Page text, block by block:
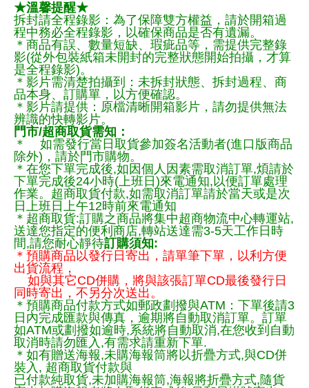
★溫馨提醒★
拆封請全程錄影：為了保障雙方權益，請於開箱過
程中務必全程錄影，以確保商品是否有遺漏。
＊商品有誤、數量短缺、瑕疵品等，需提供完整錄
影(從外包裝紙箱未開封的完整狀態開始拍攝，才算
是全程錄影)。
＊影片需清楚拍攝到：未拆封狀態、拆封過程、商
品本身、訂購單，以方便確認。
＊影片請提供：原檔清晰開箱影片，請勿提供無法
辨識的快轉影片。
門市/超商取貨需知：
＊ 如需發行當日取貨參加簽名活動者(進口版商品
除外)，請於門市購物。
＊在您下單完成後,如因個人因素需取消訂單,煩請於
下單完成後24小時(上班日)來電通知,以便訂單處理
作業。超商取貨付款,如需取消訂單請於當天或是次
日上班日上午12時前來電通知
＊超商取貨:訂購之商品將集中超商物流中心轉運站,
送達您指定的便利商店,轉站送達需3-5天工作日時
間,請您耐心靜待訂購須知:
＊預購商品以發行日寄出，請單筆下單，以利方便
出貨流程，
如與其它CD併購，將與該張訂單CD最後發行日
同時寄出，不另分次送出。
＊預購商品付款方式如郵政劃撥與ATM：下單後請3
日內完成匯款與傳真，逾期將自動取消訂單。訂單
如ATM或劃撥如逾時,系統將自動取消,在您收到自動
取消時請勿匯入,有需求請重新下單.
＊如有贈送海報,未購海報筒將以折疊方式,與CD併
裝入, 超商取貨付款與
已付款純取貨,未加購海報筒,海報將折疊方式,隨貨